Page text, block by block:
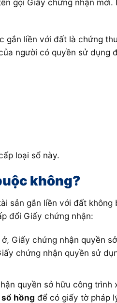
gọi Giấy chứng nhận
liền với đất là chứng
người có quyền sử dụng
loại sổ này.
không?
sản gắn liền với đất
đổi Giấy chứng nhận:
Giấy chứng nhận quyền
chứng nhận quyền sử
quyền sở hữu công
hồng để có giấy tờ pháp